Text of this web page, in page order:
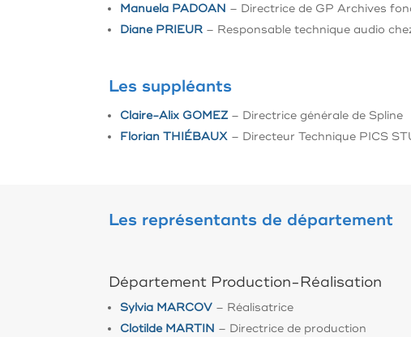
Manuela PADOAN – Directrice de GP Archives
Diane PRIEUR – Responsable technique audio
Les suppléants
Claire-Alix GOMEZ– Directrice générale de Spline
Florian THIÉBAUX – Directeur Technique PICS
Les représentants de département
Département Production-Réalisation
Sylvia MARCOV – Réalisatrice
Clotilde MARTIN – Directrice de production